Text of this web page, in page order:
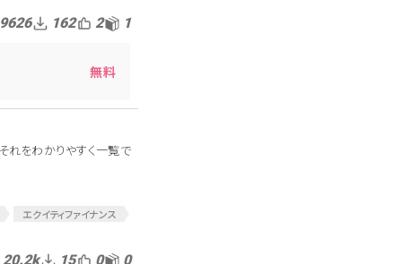
9626 162 2 1
無料
れをわかりやすく一覧で
エクイティファイナンス
20.2k 15 0 0